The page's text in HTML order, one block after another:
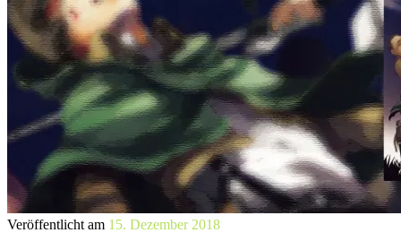
Veröffentlicht am 15. Dezember 2018